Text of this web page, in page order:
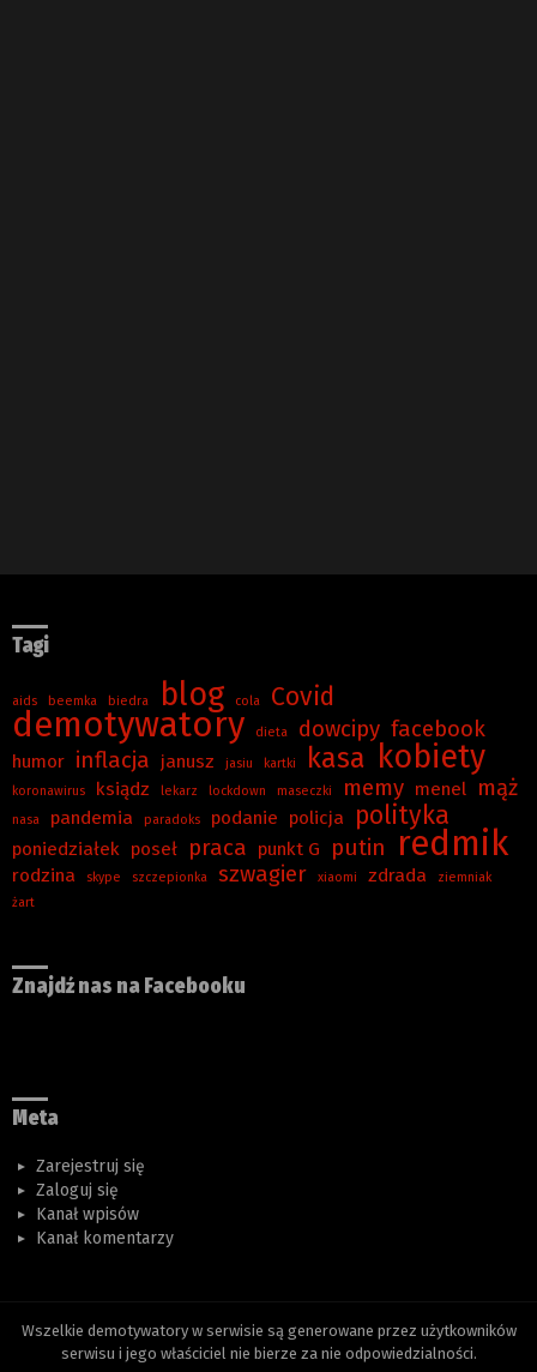
Tagi
aids beemka biedra blog cola Covid
demotywatory dieta dowcipy facebook
humor inflacja janusz jasiu kartki kasa kobiety
koronawirus ksiądz lekarz lockdown maseczki memy menel mąż
nasa pandemia paradoks podanie policja polityka
poniedziałek poseł praca punkt G putin redmik
rodzina skype szczepionka szwagier xiaomi zdrada
ziemniak
żart
Znajdź nas na Facebooku
Meta
Zarejestruj się
Zaloguj się
Kanał wpisów
Kanał komentarzy
Wszelkie demotywatory w serwisie są generowane przez użytkowników
serwisu i jego właściciel nie bierze za nie odpowiedzialności.